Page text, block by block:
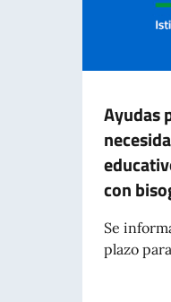
Ayudas
con
Se
plazo